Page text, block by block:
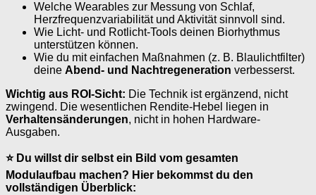
Welche Wearables zur Messung von Schlaf,
Herzfrequenzvariabilität und Aktivität sinnvoll sind.
Wie Licht- und Rotlicht-Tools deinen Biorhythmus
unterstützen können.
Wie du mit einfachen Maßnahmen (z. B. Blaulichtfilter)
deine Abend- und Nachtregeneration verbesserst.
Wichtig aus ROI-Sicht: Die Technik ist ergänzend, nicht
zwingend. Die wesentlichen Rendite-Hebel liegen in
Verhaltensänderungen, nicht in hohen Hardware-
Ausgaben.
⭐ Du willst dir selbst ein Bild vom gesamten
Modulaufbau machen? Hier bekommst du den
vollständigen Überblick: